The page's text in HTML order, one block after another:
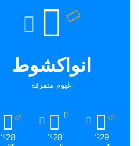
انواكشوط
غيوم متفرقة
29
℃
28
℃
28
℃